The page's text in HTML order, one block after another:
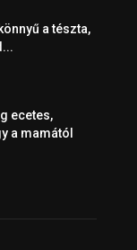
a tészta,
ecetes,
a mamától